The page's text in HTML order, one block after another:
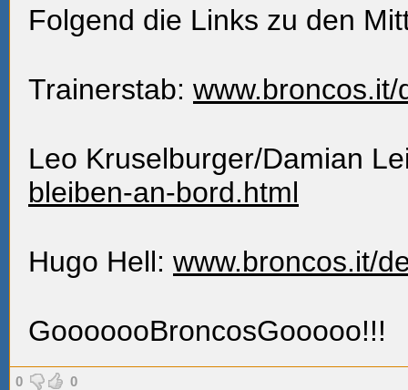
Folgend die Links zu den
Trainerstab:
Leo Kruselburger/Damian
bleiben-an-bord.html
Hugo Hell: www.broncos.it/
GooooooBroncosGooooo!!!
0 0